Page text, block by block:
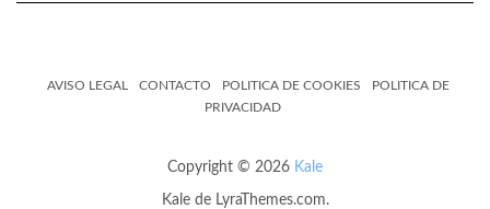
AVISO LEGAL CONTACTO POLITICA DE COOKIES
POLITICA DE
PRIVACIDAD
Copyright © 2026 Kale
Kalede LyraThemes.com.